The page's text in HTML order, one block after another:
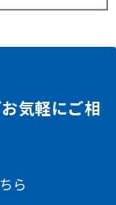
気軽にご相
ら